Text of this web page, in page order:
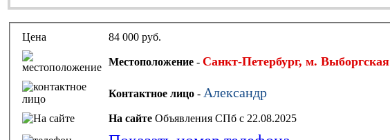
Цена 84 000 руб.
Местоположение - Санкт-Петербург, м. Выборгская
Контактное лицо - Александр
На сайте Объявления СПб с 22.08.2025